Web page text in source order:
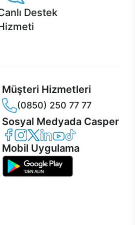
Destek
Müşteri Hizmetleri
(0850) 250 77 77
Sosyal Medyada Casper
Casper Facebook
Casper Instagram
Casper Twitter
Casper LinkedIn
Casper YouTube
Casper TikTok
Mobil Uygulama